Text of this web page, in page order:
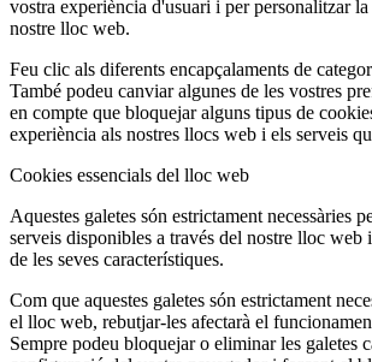
vostra experiència d'usuari i per personalitzar
nostre lloc web.
Feu clic als diferents encapçalaments de
També podeu canviar algunes de les vostres
en compte que bloquejar alguns tipus de
experiència als nostres llocs web i els serveis
Cookies essencials del lloc web
Aquestes galetes són estrictament necessàries
serveis disponibles a través del nostre lloc web
de les seves característiques.
Com que aquestes galetes són estrictament
el lloc web, rebutjar-les afectarà el
Sempre podeu bloquejar o eliminar les galetes